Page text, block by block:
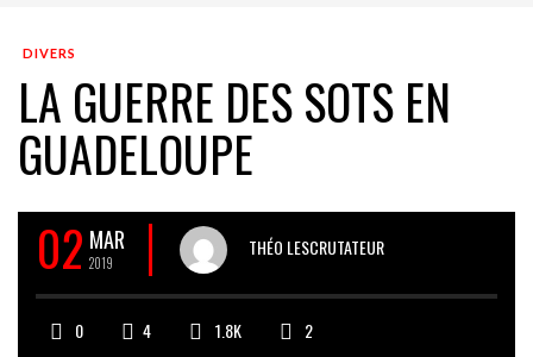
DIVERS
LA GUERRE DES SOTS EN
GUADELOUPE
02 MAR
2019
THÉO LESCRUTATEUR
0 4 1.8K 2